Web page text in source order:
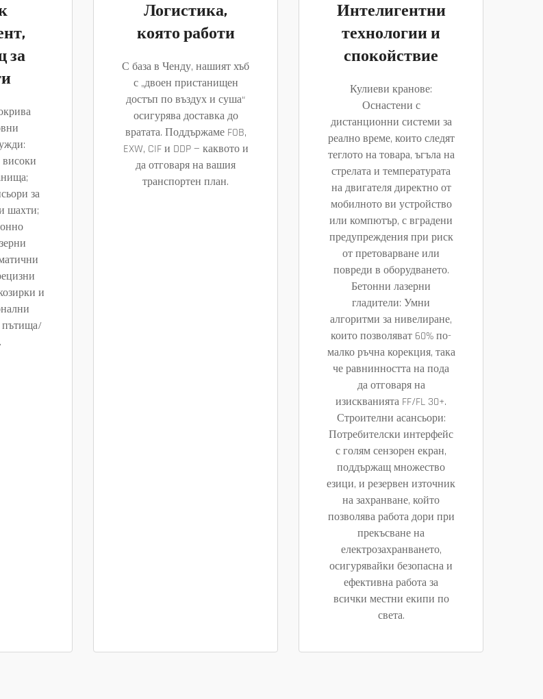
за
за
шахти;
и
пътища/
Логистика,
която работи
С база в Ченду, нашият хъб
с „двоен пристанищен
достъп по въздух и суша“
осигурява доставка до
вратата. Поддържаме FOB,
EXW, CIF и DDP — каквото и
да отговаря на вашия
транспортен план.
Интелигентни
технологии и
спокойствие
Кулиеви кранове:
Оснастени с
дистанционни системи за
реално време, които следят
теглото на товара, ъгъла на
стрелата и температурата
на двигателя директно от
мобилното ви устройство
или компютър, с вградени
предупреждения при риск
от претоварване или
повреди в оборудването.
Бетонни лазерни
гладители: Умни
алгоритми за нивелиране,
които позволяват 60% по-
малко ръчна корекция, така
че равнинността на пода
да отговаря на
изискванията FF/FL 30+.
Строителни асансьори:
Потребителски интерфейс
с голям сензорен екран,
поддържащ множество
езици, и резервен източник
на захранване, който
позволява работа дори при
прекъсване на
електрозахранването,
осигурявайки безопасна и
ефективна работа за
всички местни екипи по
света.